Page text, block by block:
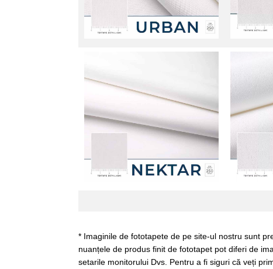
* Imaginile de fototapete de pe site-ul nostru sunt
nuanțele de produs finit de fototapet pot diferi de
setarile monitorului Dvs. Pentru a fi siguri că veți